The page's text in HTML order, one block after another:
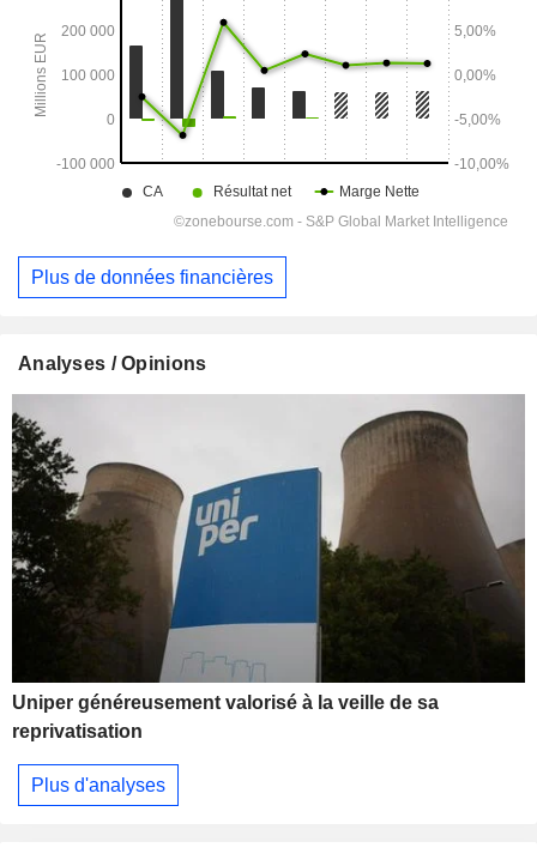
Plus de données financières
Analyses / Opinions
Uniper généreusement valorisé à la veille de sa
reprivatisation
Plus d'analyses